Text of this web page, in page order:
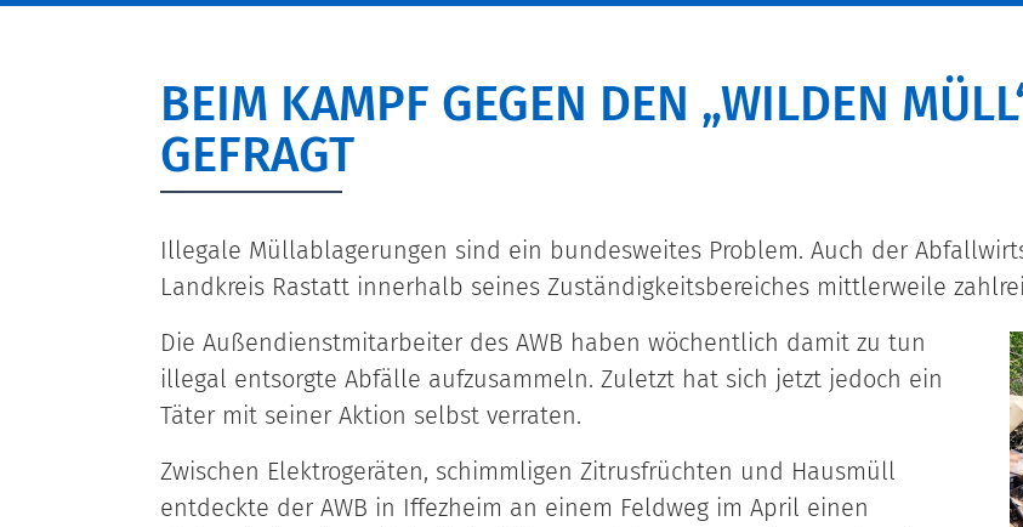
BEIM KAMPF GEGEN DEN „WILDEN
GEFRAGT
Illegale Müllablagerungen sind ein bundesweites Problem. Auch der
Landkreis Rastatt innerhalb seines Zuständigkeitsbereiches mittlerweile
Die Außendienstmitarbeiter des AWB haben wöchentlich damit zu tun
illegal entsorgte Abfälle aufzusammeln. Zuletzt hat sich jetzt jedoch ein
Täter mit seiner Aktion selbst verraten.
Zwischen Elektrogeräten, schimmligen Zitrusfrüchten und Hausmüll
entdeckte der AWB in Iffezheim an einem Feldweg im April einen